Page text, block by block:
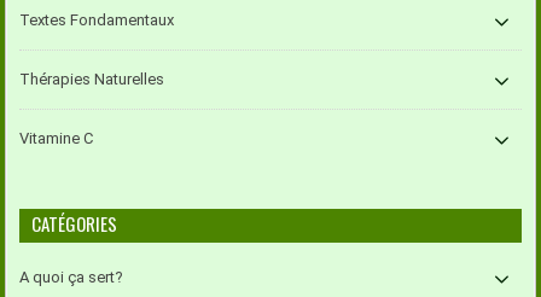
Textes Fondamentaux
Thérapies Naturelles
Vitamine C
CATÉGORIES
A quoi ça sert?